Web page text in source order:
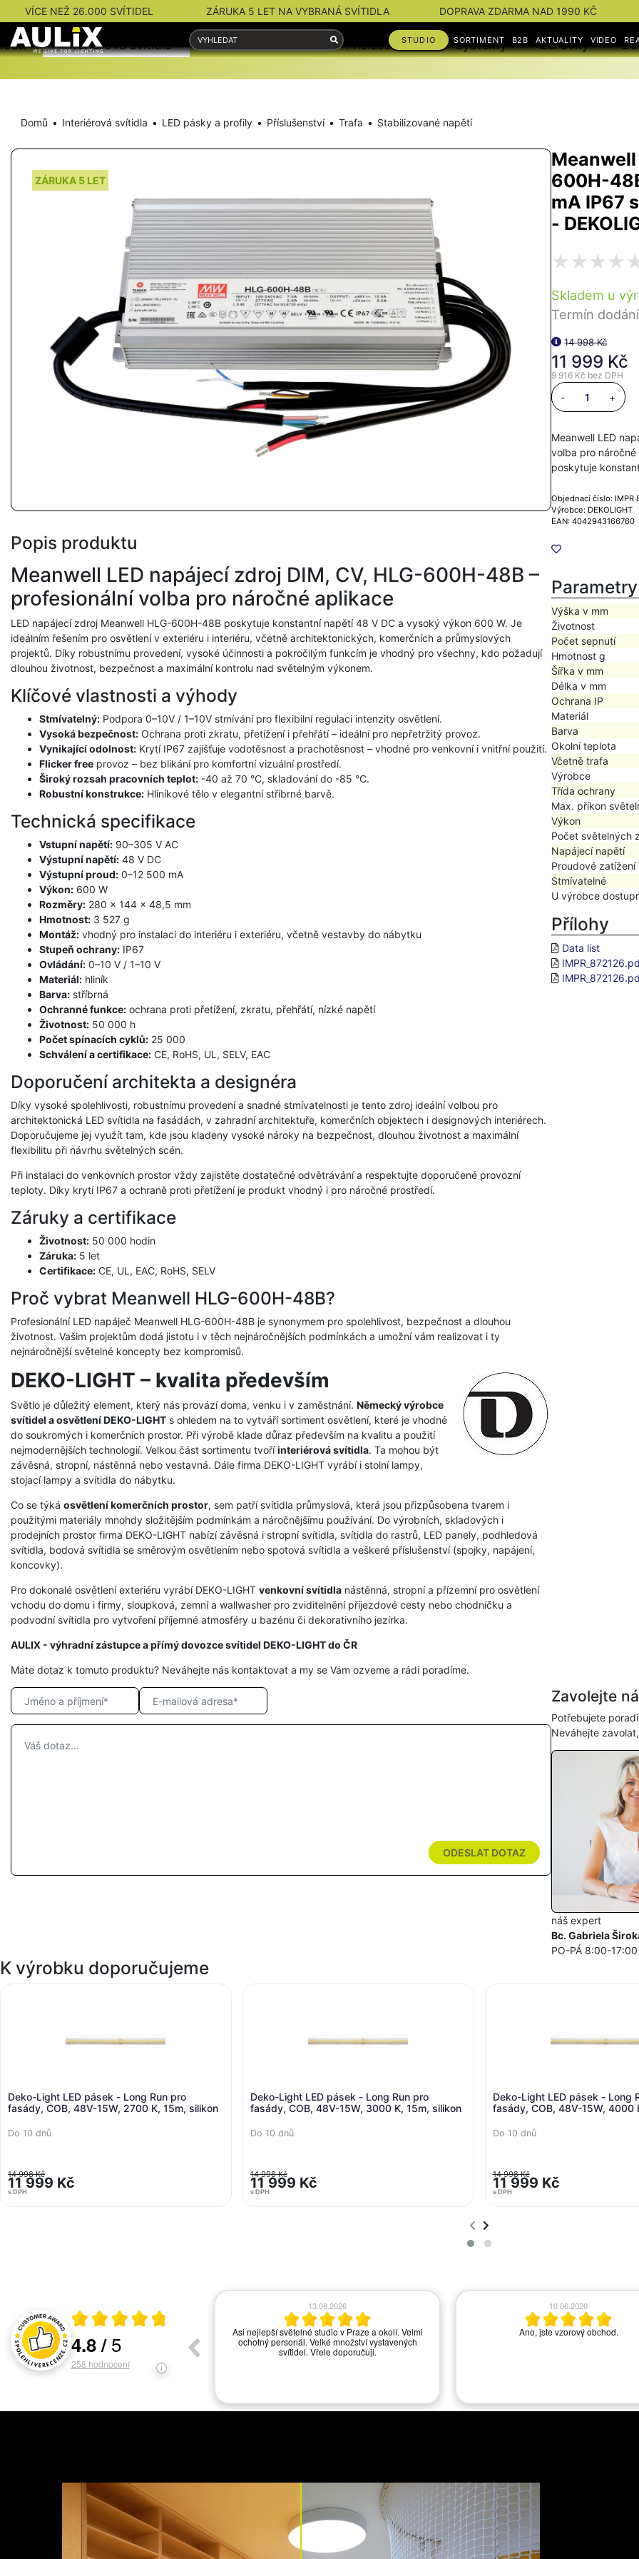
VÍCE NEŽ 26.000 SVÍTIDEL ZÁRUKA 5 LET NA VYBRANÁ SVÍTIDLA DOPRAVA ZDARMA NAD 1990 KČ
STUDIO SORTIMENT B2B AKTUALITY VIDEO
Interiérová svítidla Venkovní svítidla Příslušenství Systémy Žárovky
Domů Interiérová svítidla LED pásky a profily Příslušenství Trafa Stabilizované napětí
Popis produktu
Meanwell LED napájecí zdroj DIM, CV, HLG-600H-48B –
profesionální volba pro náročné aplikace
LED napájecí zdroj Meanwell HLG-600H-48B poskytuje konstantní napětí 48 V DC a vysoký výkon 600 W. Je
ideálním řešením pro osvětlení v exteriéru i interiéru, včetně architektonických, komerčních a průmyslových
projektů. Díky robustnímu provedení, vysoké účinnosti a pokročilým funkcím je vhodný pro všechny, kdo požadují
dlouhou životnost, bezpečnost a maximální kontrolu nad světelným výkonem.
Klíčové vlastnosti a výhody
Stmívatelný: Podpora 0–10V / 1–10V stmívání pro flexibilní regulaci intenzity osvětlení.
Vysoká bezpečnost: Ochrana proti zkratu, přetížení i přehřátí – ideální pro nepřetržitý provoz.
Vynikající odolnost: Krytí IP67 zajišťuje vodotěsnost a prachotěsnost – vhodné pro venkovní i vnitřní použití.
Flicker free provoz – bez blikání pro komfortní vizuální prostředí.
Široký rozsah pracovních teplot: -40 až 70 °C, skladování do -85 °C.
Robustní konstrukce: Hliníkové tělo v elegantní stříbrné barvě.
Technická specifikace
Vstupní napětí: 90–305 V AC
Výstupní napětí: 48 V DC
Výstupní proud: 0–12 500 mA
Výkon: 600 W
Rozměry: 280 × 144 × 48,5 mm
Hmotnost: 3 527 g
Montáž: vhodný pro instalaci do interiéru i exteriéru, včetně vestavby do nábytku
Stupeň ochrany: IP67
Ovládání: 0–10 V / 1–10 V
Materiál: hliník
Barva: stříbrná
Ochranné funkce: ochrana proti přetížení, zkratu, přehřátí, nízké napětí
Životnost: 50 000 h
Počet spínacích cyklů: 25 000
Schválení a certifikace: CE, RoHS, UL, SELV, EAC
Doporučení architekta a designéra
Díky vysoké spolehlivosti, robustnímu provedení a snadné stmívatelnosti je tento zdroj ideální volbou pro
architektonická LED svítidla na fasádách, v zahradní architektuře, komerčních objektech i designových interiérech.
Doporučujeme jej využít tam, kde jsou kladeny vysoké nároky na bezpečnost, dlouhou životnost a maximální
flexibilitu při návrhu světelných scén.
Při instalaci do venkovních prostor vždy zajistěte dostatečné odvětrávání a respektujte doporučené provozní
teploty. Díky krytí IP67 a ochraně proti přetížení je produkt vhodný i pro náročné prostředí.
Záruky a certifikace
Životnost: 50 000 hodin
Záruka: 5 let
Certifikace: CE, UL, EAC, RoHS, SELV
Proč vybrat Meanwell HLG-600H-48B?
Profesionální LED napáječ Meanwell HLG-600H-48B je synonymem pro spolehlivost, bezpečnost a dlouhou
životnost. Vašim projektům dodá jistotu i v těch nejnáročnějších podmínkách a umožní vám realizovat i ty
nejnáročnější světelné koncepty bez kompromisů.
DEKO-LIGHT – kvalita především
Světlo je důležitý element, který nás provází doma, venku i v zaměstnání. Německý výrobce
svítidel a osvětlení DEKO-LIGHT s ohledem na to vytváří sortiment osvětlení, které je vhodné
do soukromých i komerčních prostor. Při výrobě klade důraz především na kvalitu a použití
nejmodernějších technologií. Velkou část sortimentu tvoříinteriérová svítidla. Ta mohou být
závěsná, stropní, nástěnná nebo vestavná. Dále firma DEKO-LIGHT vyrábí i stolní lampy,
stojací lampy a svítidla do nábytku.
Co se týká osvětlení komerčních prostor, sem patří svítidla průmyslová, která jsou přizpůsobena tvarem i
použitými materiály mnohdy složitějším podmínkám a náročnějšímu používání. Do výrobních, skladových i
prodejních prostor firma DEKO-LIGHT nabízí závěsná i stropní svítidla, svítidla do rastrů, LED panely, podhledová
svítidla, bodová svítidla se směrovým osvětlením nebo spotová svítidla a veškeré příslušenství (spojky, napájení,
koncovky).
Pro dokonalé osvětlení exteriéru vyrábí DEKO-LIGHT venkovní svítidla nástěnná, stropní a přízemní pro osvětlení
vchodu do domu i firmy, sloupková, zemní a wallwasher pro zviditelnění příjezdové cesty nebo chodníčku a
podvodní svítidla pro vytvoření příjemné atmosféry u bazénu či dekorativního jezírka.
AULIX - výhradní zástupce a přímý dovozce svítidel DEKO-LIGHT do ČR
Meanwell
600H-
mA IP67
-
ZÁRUKA 5 LET
Skladem u
Termín
14 998 Kč
11 999 Kč
9 916 Kč bez DPH
- +
Meanwell LED
volba pro
poskytuje
Objednací číslo: IMPR
Výrobce: DEKOLIGHT
EAN: 4042943166760
Parametry
Výška v mm
Životnost
Počet sepnutí
Hmotnost g
Šířka v mm
Délka v mm
Ochrana IP
Materiál
Barva
Okolní teplota
Včetně trafa
Výrobce
Třída ochrany
Max. příkon
Výkon
Počet světelných
Napájecí napětí
Proudové zatížení
Stmívatelné
U výrobce
Přílohy
Data list
Máte dotaz k tomuto produktu? Neváhejte nás kontaktovat a my se Vám ozveme a rádi poradíme.
ODESLAT DOTAZ
Zavolejte
Potřebujete
Neváhejte
náš expert
Bc. Gabriela
PO-PÁ 8:00-17:00
K výrobku doporučujeme
Run pro
K, 15m, silikon
Deko-Light LED pásek - Long Run pro
fasády, COB, 48V-15W, 3000 K, 15m, silikon
Deko-Light LED pásek - Long Run pro
fasády, COB, 48V-15W, 4000 K, 15m, silikon
Deko-
fasády,
Hodnocení a recenze zákazníků
Průměrné hodnocení 4.8 z 5
4.8/5
258 hodnocení
Seriózní přístup k reklamaci
03.06.2026
Aulix funguje na výbornou, a pani ze zákaznického
servisu co mi volala, byla moc příjemná a vstřícná,
jen s tou dopravou by to chtělo vylepšení, to bylo
03.06.2026
Spokojenost.